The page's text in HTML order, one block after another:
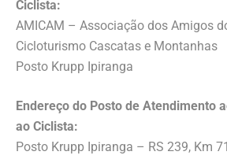
Ciclista:
AMICAM – Associação dos Amigos
Cicloturismo Cascatas e Montanhas
Posto Krupp Ipiranga
Endereço do Posto de Atendimento
ao Ciclista:
Posto Krupp Ipiranga – RS 239, Km 71